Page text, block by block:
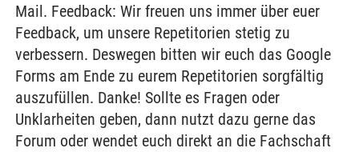
Mail. Feedback: Wir freuen uns immer über euer
Feedback, um unsere Repetitorien stetig zu
verbessern. Deswegen bitten wir euch das Google
Forms am Ende zu eurem Repetitorien sorgfältig
auszufüllen. Danke! Sollte es Fragen oder
Unklarheiten geben, dann nutzt dazu gerne das
Forum oder wendet euch direkt an die Fachschaft